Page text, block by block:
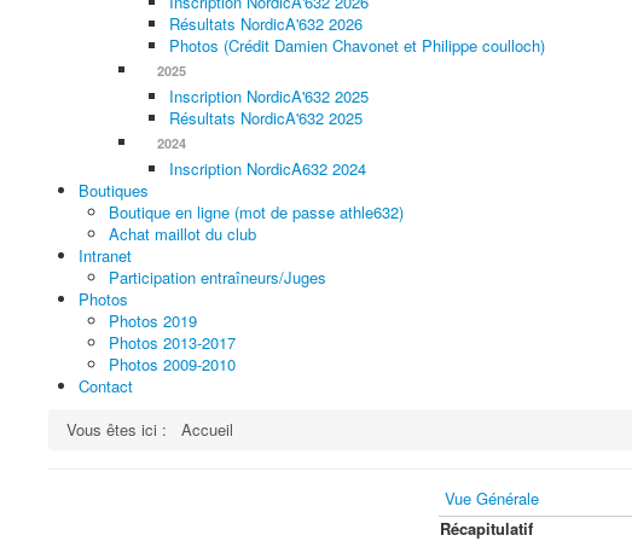
Résultats NordicA'632 2026
Photos (Crédit Damien Chavonet et Philippe coulloch)
2025
Inscription NordicA'632 2025
Résultats NordicA'632 2025
2024
Inscription NordicA632 2024
Boutiques
Boutique en ligne (mot de passe athle632)
Achat maillot du club
Intranet
Participation entraîneurs/Juges
Photos
Photos 2019
Photos 2013-2017
Photos 2009-2010
Contact
Vous êtes ici :
Accueil
Vue Générale
Récapitulatif